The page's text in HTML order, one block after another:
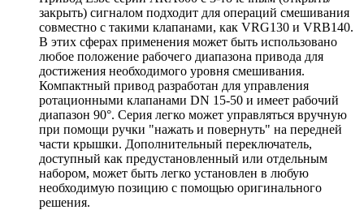
закрыть) сигналом подходит для операций смешивания
совместно с такими клапанами, как VRG130 и VRB140.
В этих сферах применения может быть использовано
любое положение рабочего диапазона привода для
достижения необходимого уровня смешивания.
Компактный привод разработан для управления
ротационными клапанами DN 15-50 и имеет рабочий
диапазон 90°. Серия легко может управляться вручную
при помощи ручки "нажать и повернуть" на передней
части крышки. Дополнительный переключатель,
доступный как предустановленный или отдельным
набором, может быть легко установлен в любую
необходимую позицию с помощью оригинального
решения.